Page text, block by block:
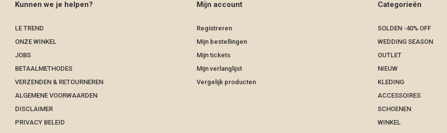
Kunnen we je helpen?
LE TREND
ONZE WINKEL
JOBS
BETAALMETHODES
VERZENDEN & RETOURNEREN
ALGEMENE VOORWAARDEN
DISCLAIMER
PRIVACY BELEID
Mijn account
Registreren
Mijn bestellingen
Mijn tickets
Mijn verlanglijst
Vergelijk producten
Categorieën
SOLDEN -40% OFF
WEDDING SEASON
OUTLET
NIEUW
KLEDING
ACCESSOIRES
SCHOENEN
WINKEL